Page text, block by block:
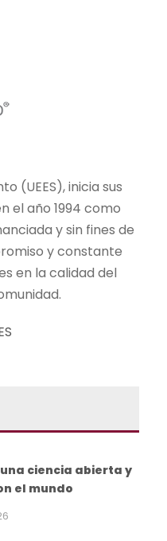
(UEES), inicia sus
el año 1994 como
y sin fines de
y constante
en la calidad del
una ciencia abierta y
el mundo